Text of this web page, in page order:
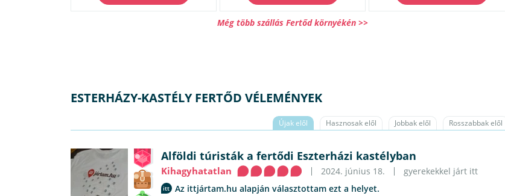
Még több szállás Fertőd környékén >>
ESTERHÁZY-KASTÉLY FERTŐD VÉLEMÉNYEK
Újak elől Hasznosak elől Jobbak elől Rosszabbak elől
Alföldi túristák a fertődi Eszterházi kastélyban
Kihagyhatatlan 2024. június 18.
gyerekekkel járt itt
Az ittjártam.hu alapján választottam ezt a helyet.